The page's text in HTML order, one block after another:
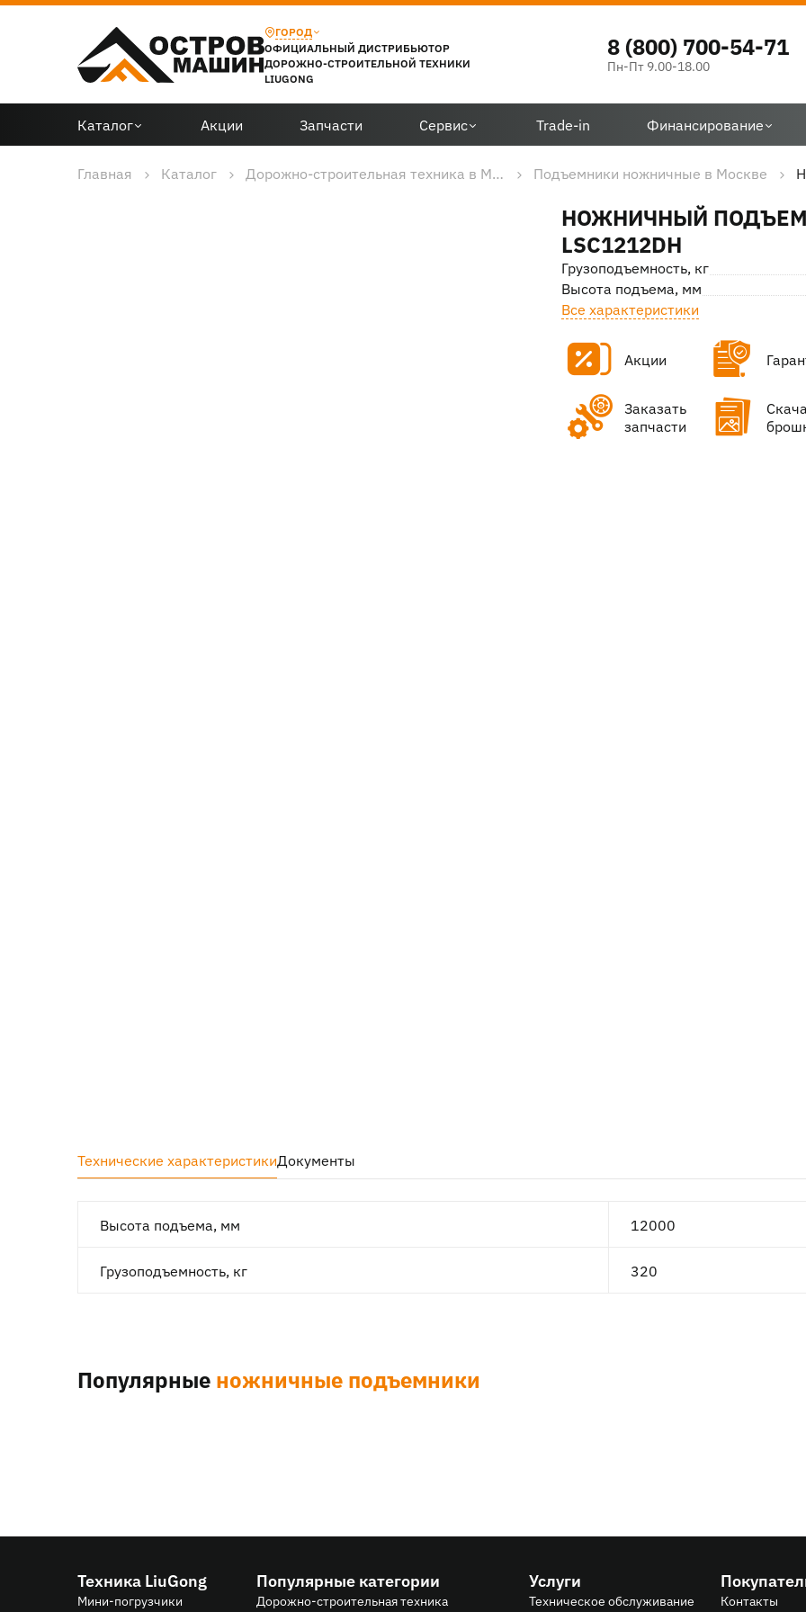
ГОРОД
ОФИЦИАЛЬНЫЙ ДИСТРИБЬЮТОР
ДОРОЖНО-СТРОИТЕЛЬНОЙ ТЕХНИКИ
LIUGONG
8 (800) 700-54-71
Пн-Пт 9.00-18.00
Каталог Акции Запчасти Сервис Trade-in Финансирование
Главная Каталог Дорожно-строительная техника в Москве Подъемники ножничные в Москве
НОЖНИЧНЫЙ
LSC1212DH
Грузоподъемность, кг
Высота подъема, мм
Все характеристики
Акции
Заказать
запчасти
Технические характеристикиДокументы
Высота подъема, мм 12000
Грузоподъемность, кг 320
Популярные ножничные подъемники
Техника LiuGong
Мини-погрузчики
Популярные категории
Дорожно-строительная техника
Услуги
Техническое обслуживание
Контакты